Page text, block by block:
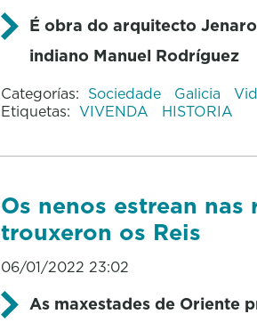
É obra do arquitecto
indiano Manuel Rodríguez
Categorías: Sociedade Galicia
Etiquetas: VIVENDA HISTORIA
Os nenos estrean
trouxeron os Reis
06/01/2022 23:02
As maxestades de Oriente